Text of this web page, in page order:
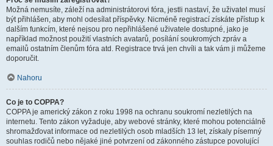
Možná nemusíte, záleží na administrátorovi fóra, jestli nastaví, že uživatel musí
být přihlášen, aby mohl odesílat příspěvky. Nicméně registrací získáte přístup k
dalším funkcím, které nejsou pro nepřihlášené uživatele dostupné, jako je
například možnost použití vlastních avatarů, posílání soukromých zpráv a
emailů ostatním členům fóra atd. Registrace trvá jen chvíli a tak vám ji můžeme
doporučit.
Nahoru
Co je to COPPA?
COPPA je americký zákon z roku 1998 na ochranu soukromí nezletilých na
internetu. Tento zákon vyžaduje, aby webové stránky, které mohou potenciálně
shromažďovat informace od nezletilých osob mladších 13 let, získaly písemný
souhlas rodičů nebo nějaké jiné potvrzení od zákonného zástupce povolující